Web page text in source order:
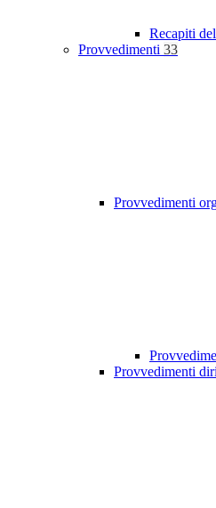
Recapiti
Provvedimenti 33
Provvedimenti
Provvedimenti